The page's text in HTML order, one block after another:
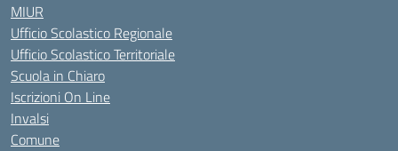
MIUR
Ufficio Scolastico Regionale
Ufficio Scolastico Territoriale
Scuola in Chiaro
Iscrizioni On Line
Invalsi
Comune